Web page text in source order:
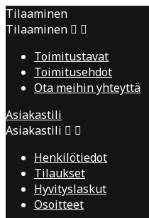
Tilaaminen
Tilaaminen  
Toimitustavat
Toimitusehdot
Ota meihin yhteyttä
Asiakastili
Asiakastili  
Henkilötiedot
Tilaukset
Hyvityslaskut
Osoitteet